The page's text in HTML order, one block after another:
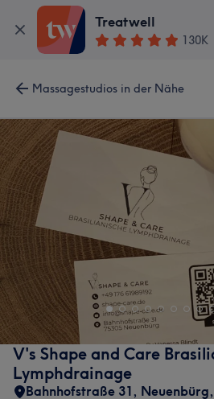
Treatwell
130K
Massagestudios in der Nähe
V's Shape and Care
Lymphdrainage
Bahnhofstraße 31, Neuenbürg,